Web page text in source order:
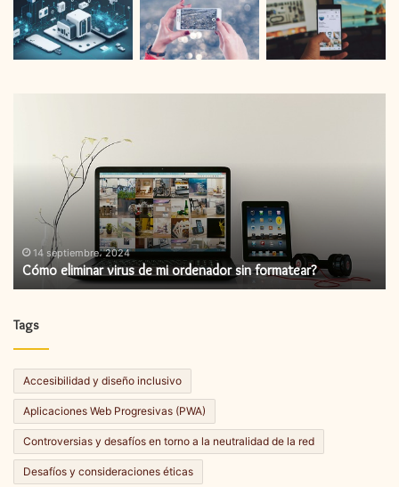
ordenador
formatear?
14 septiembre، 2024
Cómo eliminar virus de mi ordenador sin formatear?
Tags
Accesibilidad y diseño inclusivo
Aplicaciones Web Progresivas (PWA)
Controversias y desafíos en torno a la neutralidad de la red
Desafíos y consideraciones éticas